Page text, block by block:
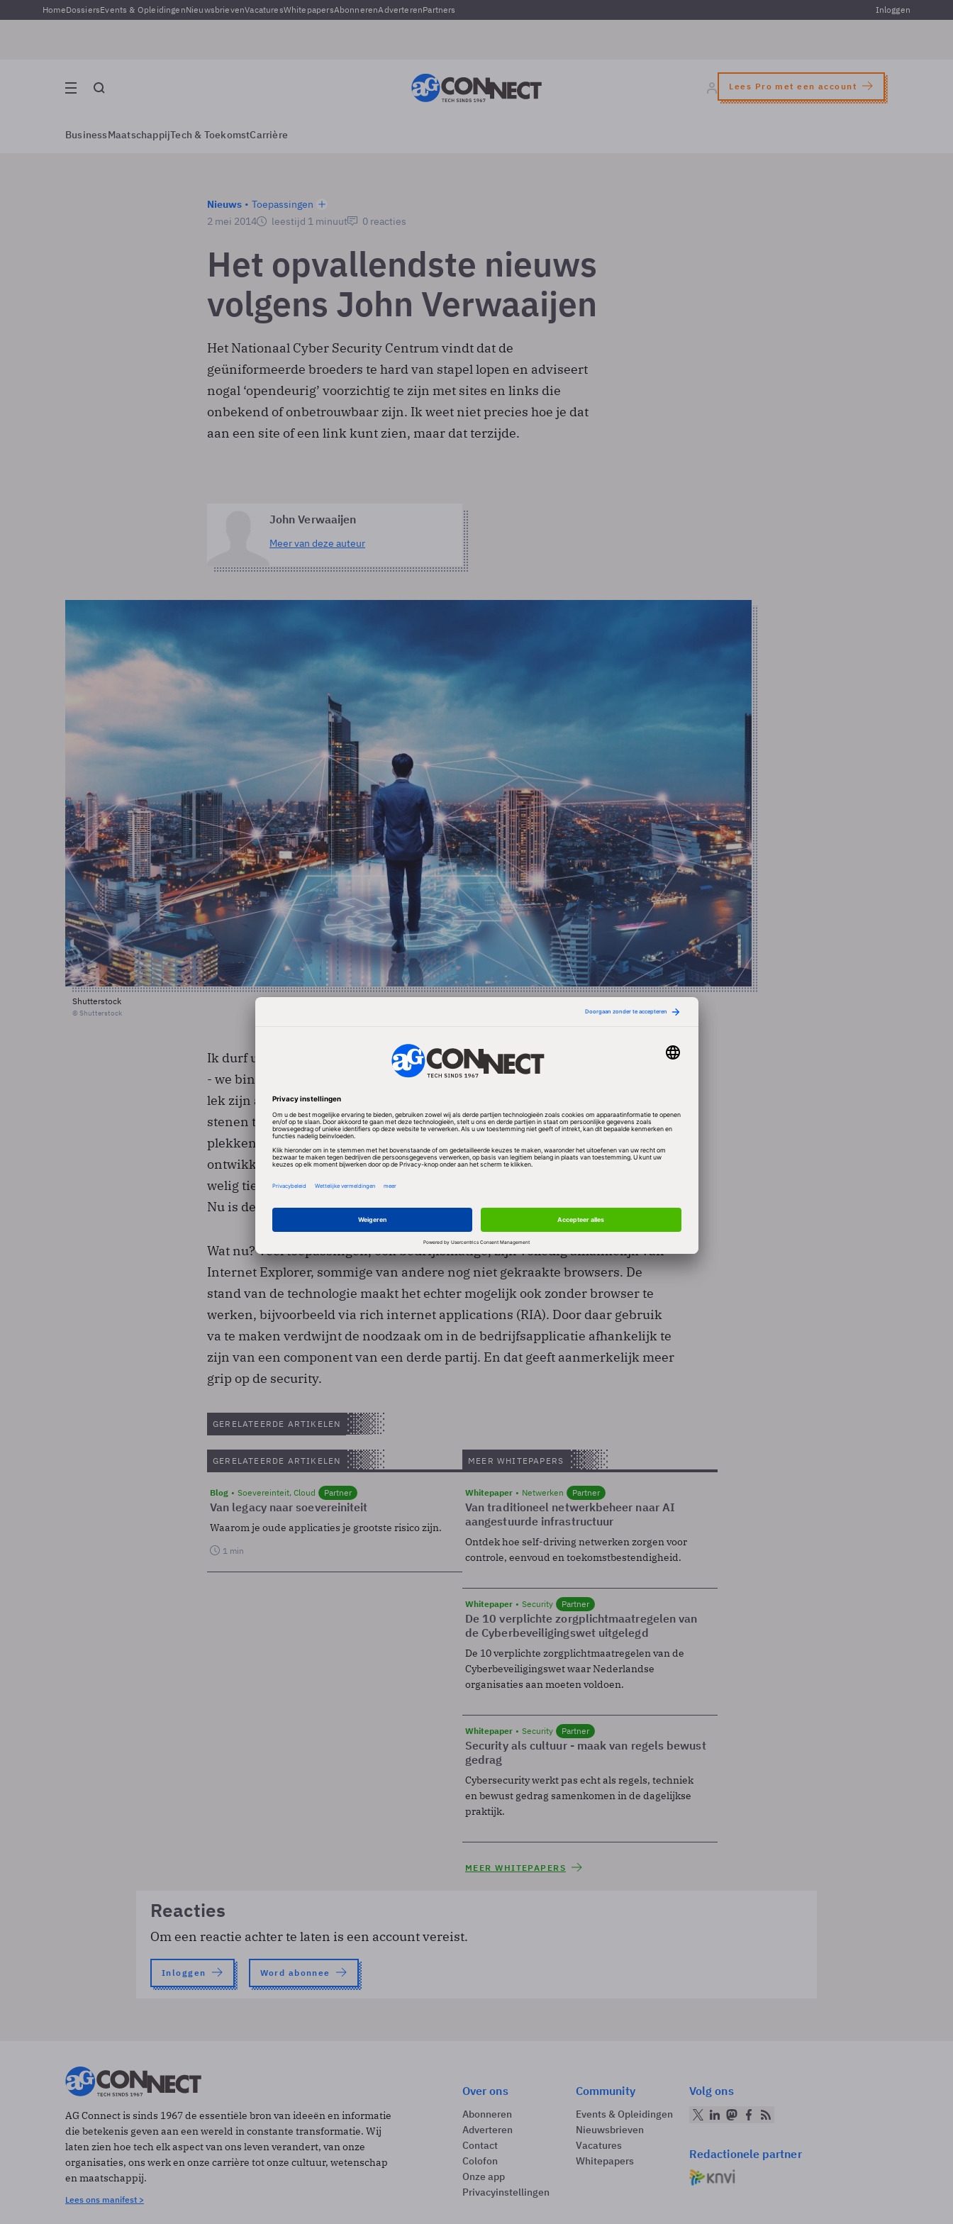
HomeDossiersEvents & OpleidingenNieuwsbrievenVacaturesWhitepapersAbonnerenAdverterenPartners Inloggen
Lees Pro met een account
BusinessMaatschappijTech & ToekomstCarrière
Nieuws
Toepassingen
2 mei 2014
leestijd 1 minuut 0 reacties
Het opvallendste nieuws
volgens John Verwaaijen
Het Nationaal Cyber Security Centrum vindt dat de
geüniformeerde broeders te hard van stapel lopen en adviseert
nogal ‘opendeurig’ voorzichtig te zijn met sites en links die
onbekend of onbetrouwbaar zijn. Ik weet niet precies hoe je dat
aan een site of een link kunt zien, maar dat terzijde.
John Verwaaijen
Meer van deze auteur
Shutterstock
© Shutterstock
Ik durf u te voorspellen dat - waar het nu nog alleen om Internet Explorer gaat
- we binnenkort te horen zullen krijgen dat ook Firefox, Safari en Chrome zo
lek zijn als een mandje. Het hele fenomeen webbrowser is feitelijk iets uit het
stenen tijdperk van het internet. En successievelijk komen alle zwakke
plekken en lekken naar buiten die in de begintijd van internet zijn
ontwikkeld op basis van wederzijds vertrouwen – iets dat in deze tijden van
welig tierende en almaar grimmiger wordende cybercrime ondenkbaar is.
Nu is de webbrowser dus aan de beurt.
Wat nu? Veel toepassingen, ook bedrijfsmatige, zijn volledig afhankelijk van
Internet Explorer, sommige van andere nog niet gekraakte browsers. De
stand van de technologie maakt het echter mogelijk ook zonder browser te
werken, bijvoorbeeld via rich internet applications (RIA). Door daar gebruik
va te maken verdwijnt de noodzaak om in de bedrijfsapplicatie afhankelijk te
zijn van een component van een derde partij. En dat geeft aanmerkelijk meer
grip op de security.
GERELATEERDE ARTIKELEN
GERELATEERDE ARTIKELEN
Blog Soevereinteit, Cloud Partner
Van legacy naar soevereiniteit
Waarom je oude applicaties je grootste risico zijn.
1 min
MEER WHITEPAPERS
Whitepaper Netwerken Partner
Van traditioneel netwerkbeheer naar AI
aangestuurde infrastructuur
Ontdek hoe self-driving netwerken zorgen voor
controle, eenvoud en toekomstbestendigheid.
Whitepaper Security Partner
De 10 verplichte zorgplichtmaatregelen van
de Cyberbeveiligingswet uitgelegd
De 10 verplichte zorgplichtmaatregelen van de
Cyberbeveiligingswet waar Nederlandse
organisaties aan moeten voldoen.
Whitepaper Security Partner
Security als cultuur - maak van regels bewust
gedrag
Cybersecurity werkt pas echt als regels, techniek
en bewust gedrag samenkomen in de dagelijkse
praktijk.
MEER WHITEPAPERS
Reacties
Om een reactie achter te laten is een account vereist.
Inloggen Word abonnee
AG Connect is sinds 1967 de essentiële bron van ideeën en informatie
die betekenis geven aan een wereld in constante transformatie. Wij
laten zien hoe tech elk aspect van ons leven verandert, van onze
organisaties, ons werk en onze carrière tot onze cultuur, wetenschap
en maatschappij.
Lees ons manifest >
Over ons
Abonneren
Adverteren
Contact
Colofon
Onze app
Privacyinstellingen
Community
Events & Opleidingen
Nieuwsbrieven
Vacatures
Whitepapers
Volg ons
Redactionele partner